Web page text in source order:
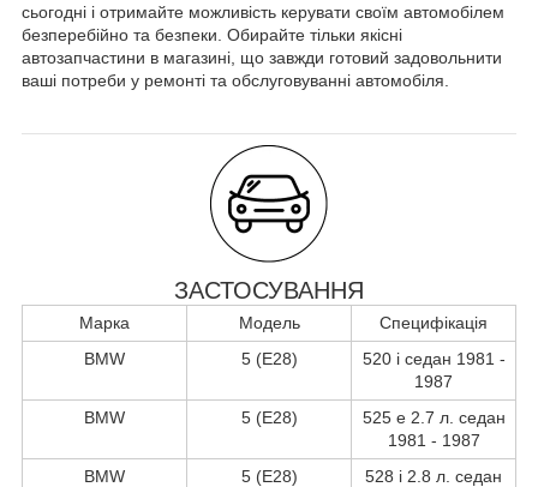
сьогодні і отримайте можливість керувати своїм автомобілем
безперебійно та безпеки. Обирайте тільки якісні
автозапчастини в магазині, що завжди готовий задовольнити
ваші потреби у ремонті та обслуговуванні автомобіля.
ЗАСТОСУВАННЯ
Марка Модель
Специфікація
BMW
5 (E28)
520 i седан 1981 -
1987
BMW
5 (E28)
525 e 2.7 л. седан
1981 - 1987
BMW
5 (E28)
528 i 2.8 л. седан